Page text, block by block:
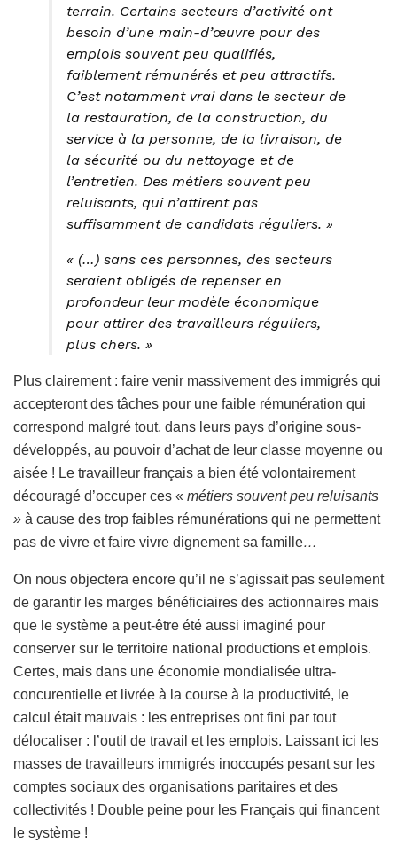
terrain. Certains secteurs d’activité ont
besoin d’une main-d’œuvre pour des
emplois souvent peu qualifiés,
faiblement rémunérés et peu attractifs.
C’est notamment vrai dans le secteur de
la restauration, de la construction, du
service à la personne, de la livraison, de
la sécurité ou du nettoyage et de
l’entretien. Des métiers souvent peu
reluisants, qui n’attirent pas
suffisamment de candidats réguliers. »
« (…) sans ces personnes, des secteurs
seraient obligés de repenser en
profondeur leur modèle économique
pour attirer des travailleurs réguliers,
plus chers. »
Plus clairement : faire venir massivement des immigrés qui
accepteront des tâches pour une faible rémunération qui
correspond malgré tout, dans leurs pays d’origine sous-
développés, au pouvoir d’achat de leur classe moyenne ou
aisée ! Le travailleur français a bien été volontairement
découragé d’occuper ces « métiers souvent peu reluisants
» à cause des trop faibles rémunérations qui ne permettent
pas de vivre et faire vivre dignement sa famille…
On nous objectera encore qu’il ne s’agissait pas seulement
de garantir les marges bénéficiaires des actionnaires mais
que le système a peut-être été aussi imaginé pour
conserver sur le territoire national productions et emplois.
Certes, mais dans une économie mondialisée ultra-
concurentielle et livrée à la course à la productivité, le
calcul était mauvais : les entreprises ont fini par tout
délocaliser : l’outil de travail et les emplois. Laissant ici les
masses de travailleurs immigrés inoccupés pesant sur les
comptes sociaux des organisations paritaires et des
collectivités ! Double peine pour les Français qui financent
le système !